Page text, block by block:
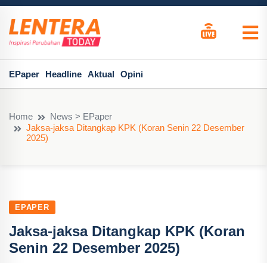
EPaper Headline Aktual Opini
Home
News > EPaper
Jaksa-jaksa Ditangkap KPK (Koran Senin 22 Desember
2025)
EPAPER
Jaksa-jaksa Ditangkap KPK (Koran
Senin 22 Desember 2025)